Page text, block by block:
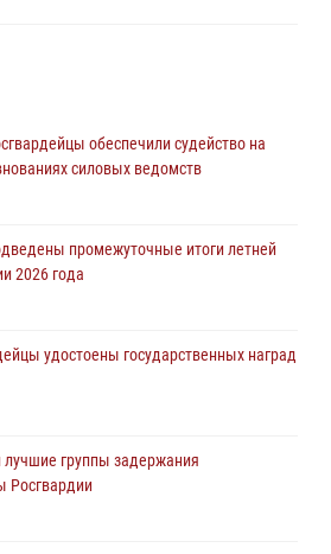
более 250 санитарных вылетов в
безопасность граждан на южном
состоялось заседание
обеспечили судейство на
силовых ведомств
промежуточные итоги летней
2026 года
удостоены государственных наград
группы задержания
Росгвардии